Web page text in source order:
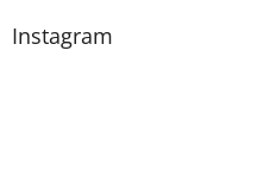
Instagram